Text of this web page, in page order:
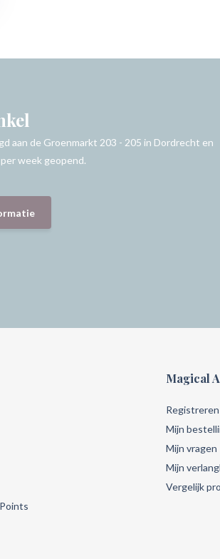
aan de Groenmarkt 203 - 205 in Dordrecht en
week geopend.
Magical
Registreren
Mijn
Mijn vragen
Mijn
Vergelijk